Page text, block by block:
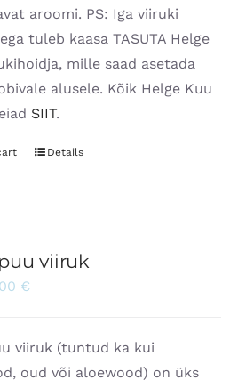
aroomi. PS: Iga viiruki
tuleb kaasa TASUTA Helge
mille saad asetada
alusele. Kõik Helge Kuu
SIIT.
Details
viiruk
€
viiruk (tuntud ka kui
oud või aloewood) on üks